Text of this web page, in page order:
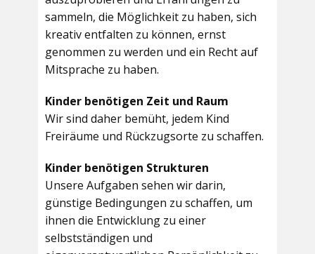
sammeln, die Möglichkeit zu haben, sich
kreativ entfalten zu können, ernst
genommen zu werden und ein Recht auf
Mitsprache zu haben.
Kinder benötigen Zeit und Raum
Wir sind daher bemüht, jedem Kind
Freiräume und Rückzugsorte zu schaffen.
Kinder benötigen Strukturen
Unsere Aufgaben sehen wir darin,
günstige Bedingungen zu schaffen, um
ihnen die Entwicklung zu einer
selbstständigen und